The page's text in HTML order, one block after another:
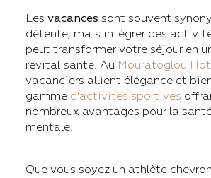
Les vacances sont souvent
détente, mais intégrer des
peut transformer votre séjour en
revitalisante. Au Mouratoglou
vacanciers allient élégance et
gamme d'activités sportives
nombreux avantages pour la
mentale.
Que vous soyez un athlète